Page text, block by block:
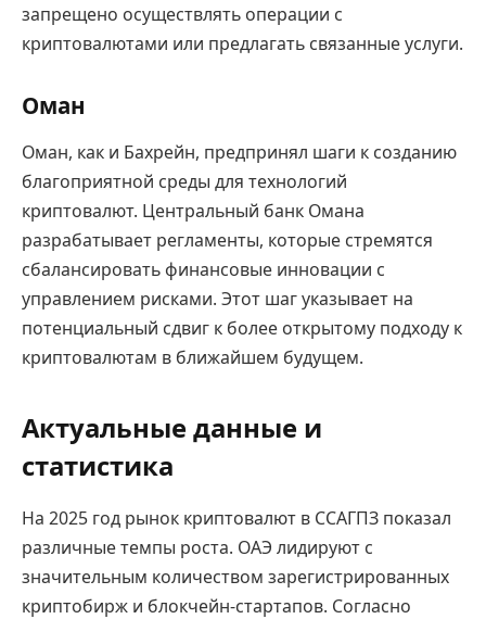
запрещено осуществлять операции с
криптовалютами или предлагать связанные услуги.
Оман
Оман, как и Бахрейн, предпринял шаги к созданию
благоприятной среды для технологий
криптовалют. Центральный банк Омана
разрабатывает регламенты, которые стремятся
сбалансировать финансовые инновации с
управлением рисками. Этот шаг указывает на
потенциальный сдвиг к более открытому подходу к
криптовалютам в ближайшем будущем.
Актуальные данные и
статистика
На 2025 год рынок криптовалют в ССАГПЗ показал
различные темпы роста. ОАЭ лидируют с
значительным количеством зарегистрированных
криптобирж и блокчейн-стартапов. Согласно